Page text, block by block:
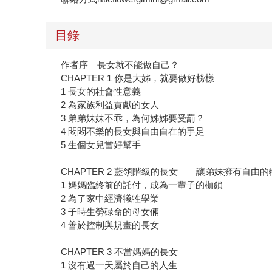
目錄
作者序 長女就不能做自己？
CHAPTER 1 你是大姊，就要做好榜樣
1 長女的社會性意義
2 為家族利益貢獻的女人
3 弟弟妹妹不乖，為何姊姊要受罰？
4 悶悶不樂的長女與自由自在的手足
5 生個女兒當好幫手
CHAPTER 2 藍領階級的長女——讓弟妹擁有自由的
1 媽媽臨終前的託付，成為一輩子的枷鎖
2 為了家中經濟犧牲學業
3 子時生勞碌命的母女倆
4 善於控制與規畫的長女
CHAPTER 3 不當媽媽的長女
1 沒有過一天屬於自己的人生